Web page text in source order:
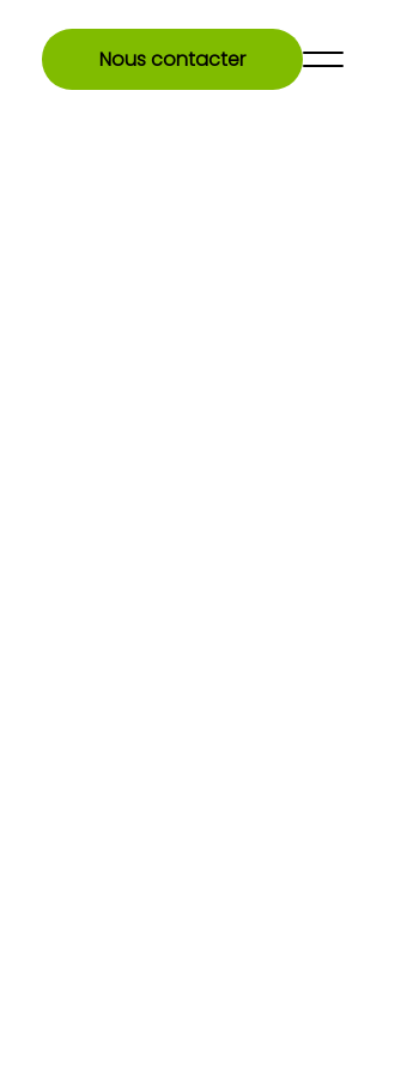
Nous contacter